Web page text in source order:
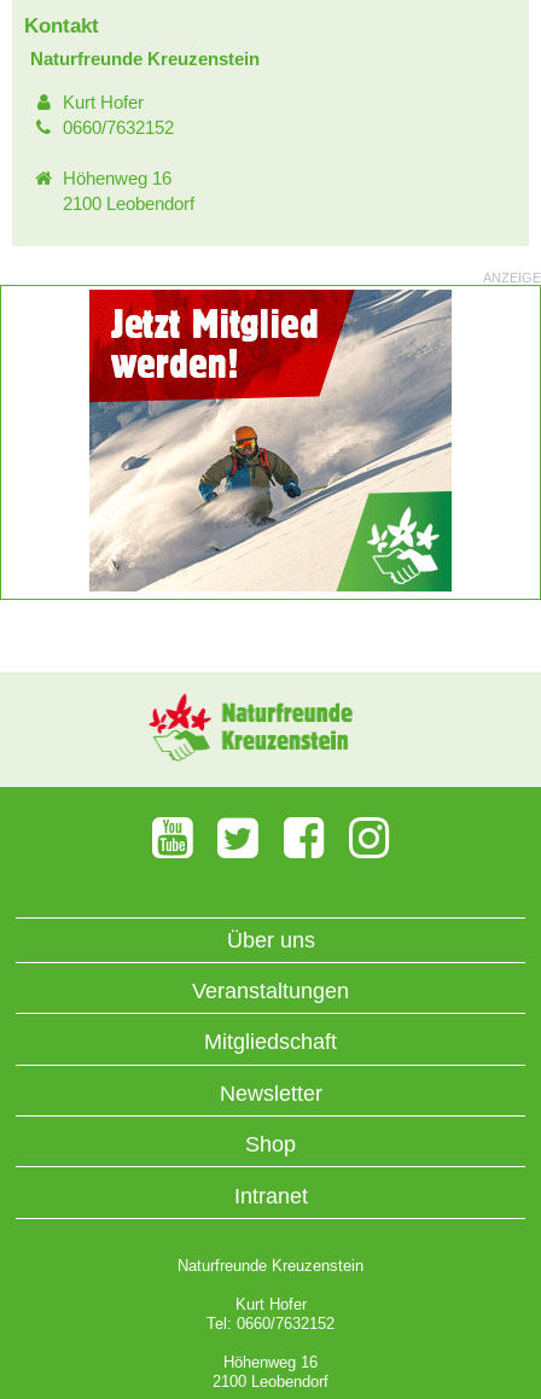
Kontakt
Naturfreunde Kreuzenstein
Kurt Hofer
0660/7632152
Höhenweg 16
2100 Leobendorf
ANZEIGE
Über uns
Veranstaltungen
Mitgliedschaft
Newsletter
Shop
Intranet
Naturfreunde Kreuzenstein
Kurt Hofer
Tel: 0660/7632152
Höhenweg 16
2100 Leobendorf